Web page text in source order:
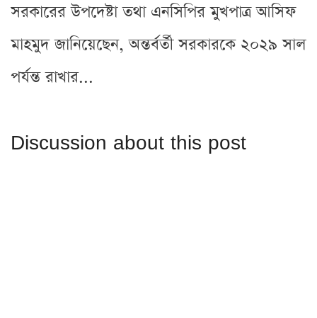
সরকারের উপদেষ্টা তথা এনসিপির মুখপাত্র আসিফ
মাহমুদ জানিয়েছেন, অন্তর্বর্তী সরকারকে ২০২৯ সাল
পর্যন্ত রাখার...
Discussion about this post